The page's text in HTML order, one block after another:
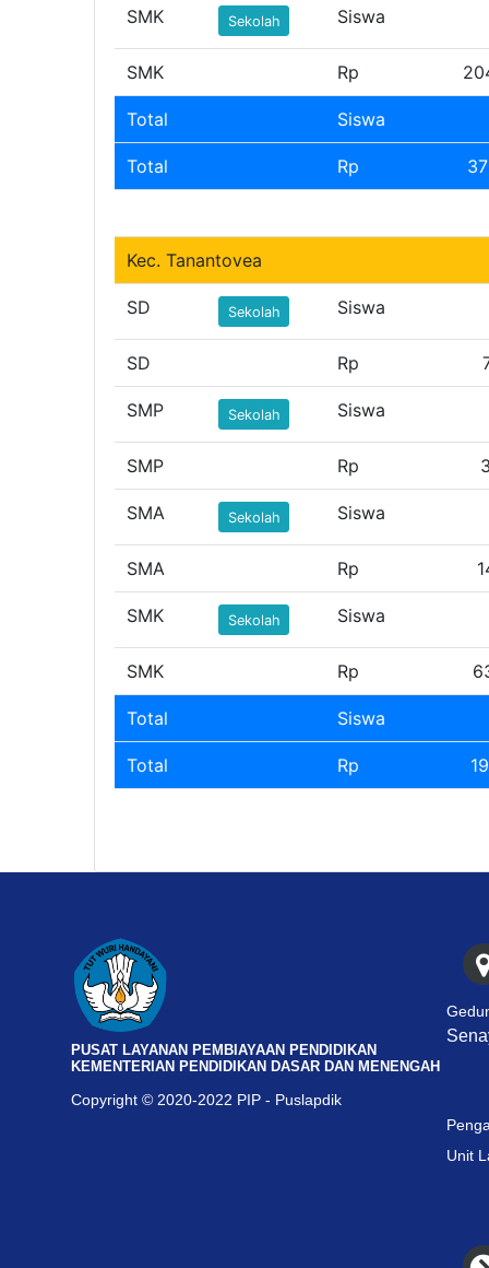
SMK Sekolah Siswa
SMK Rp
Total Siswa
Total Rp
Kec. Tanantovea
SD Sekolah Siswa
SD Rp
SMP Sekolah Siswa
SMP Rp
SMA Sekolah Siswa
SMA Rp
SMK Sekolah Siswa
SMK Rp
Total Siswa
Total Rp
PUSAT LAYANAN PEMBIAYAAN PENDIDIKAN
KEMENTERIAN PENDIDIKAN DASAR DAN MENENGAH
Copyright © 2020-2022 PIP - Puslapdik
Unit